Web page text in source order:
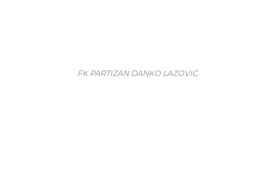
FK PARTIZAN DANKO LAZOVIĆ